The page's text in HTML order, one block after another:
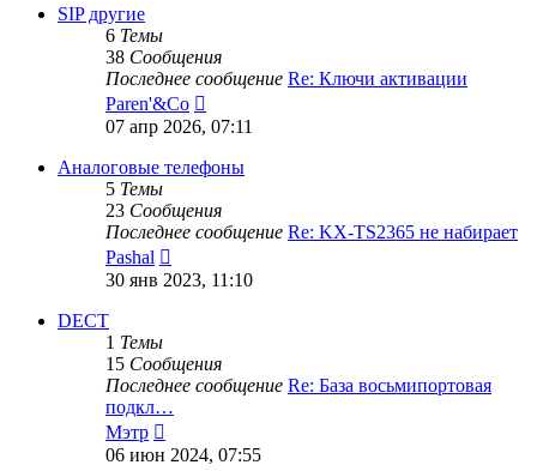
SIP другие
6 Темы
38 Сообщения
Последнее сообщение Re: Ключи активации
Paren'&Co
к
сообщению
07 апр 2026, 07:11
Аналоговые телефоны
5 Темы
23 Сообщения
Последнее сообщение Re: KX-TS2365 не набирает
Pashal
к
последнему
30 янв 2023, 11:10
DECT
1 Темы
15 Сообщения
Последнее сообщение Re: База восьмипортовая
подкл…
Мэтр
к
06 июн 2024, 07:55